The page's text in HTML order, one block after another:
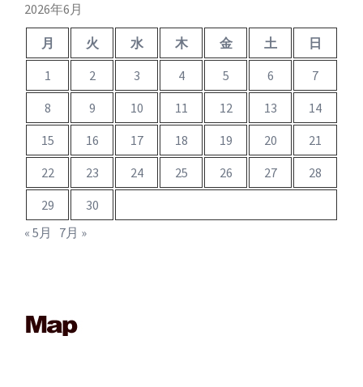
2026年6月
月 火 水 木 金 土
日
1
2 3 4 5 6
7
8
9 10 11 12 13
14
15
16 17 18 19 20
21
22
23 24 25 26 27
28
29
30
« 5月
7月 »